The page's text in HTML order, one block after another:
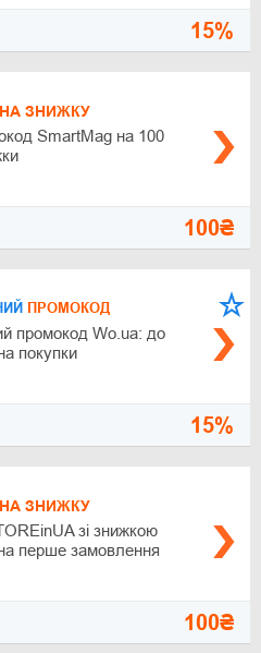
15%
ЗНИЖКУ
SmartMag на 100
100₴
ПРОМОКОД
промокод Wo.ua: до
покупки
15%
ЗНИЖКУ
зі знижкою
перше замовлення
100₴